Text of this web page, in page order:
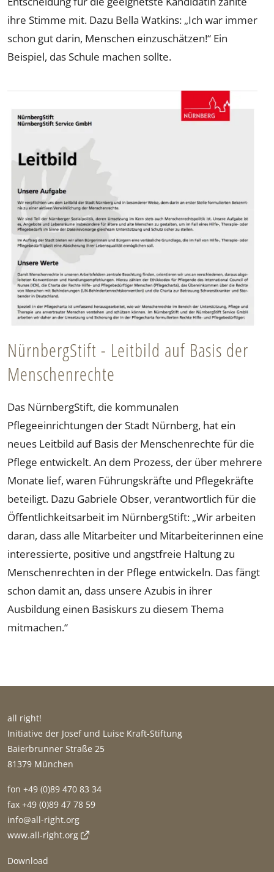
ihre Stimme mit. Dazu Bella Watkins: „Ich war immer
schon gut darin, Menschen einzuschätzen!“ Ein
Beispiel, das Schule machen sollte.
NürnbergStift - Leitbild auf Basis der
Menschenrechte
Das NürnbergStift, die kommunalen
Pflegeeinrichtungen der Stadt Nürnberg, hat ein
neues Leitbild auf Basis der Menschenrechte für die
Pflege entwickelt. An dem Prozess, der über mehrere
Monate lief, waren Führungskräfte und Pflegekräfte
beteiligt. Dazu Gabriele Obser, verantwortlich für die
Öffentlichkeitsarbeit im NürnbergStift: „Wir arbeiten
daran, dass alle Mitarbeiter und Mitarbeiterinnen eine
interessierte, positive und angstfreie Haltung zu
Menschenrechten in der Pflege entwickeln. Das fängt
schon damit an, dass unsere Azubis in ihrer
Ausbildung einen Basiskurs zu diesem Thema
mitmachen.“
all right!
Initiative der Josef und Luise Kraft-Stiftung
Baierbrunner Straße 25
81379 München
fon +49 (0)89 470 83 34
fax +49 (0)89 47 78 59
gro.thgir-lla@ofni
www.all-right.org
Download